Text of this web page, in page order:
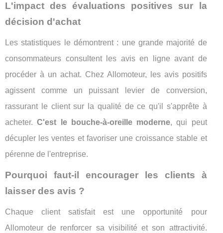
L'impact des évaluations positives sur la
décision d'achat
Les statistiques le démontrent : une grande majorité de
consommateurs consultent les avis en ligne avant de
procéder à un achat. Chez Allomoteur, les avis positifs
agissent comme un puissant levier de conversion,
rassurant le client sur la qualité de ce qu'il s'apprête à
acheter.C'est le bouche-à-oreille moderne, qui peut
décupler les ventes et favoriser une croissance stable et
pérenne de l'entreprise.
Pourquoi faut-il encourager les clients à
laisser des avis ?
Chaque client satisfait est une opportunité pour
Allomoteur de renforcer sa visibilité et son attractivité.